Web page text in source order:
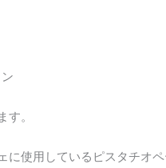
す。
に使用しているピスタチオ